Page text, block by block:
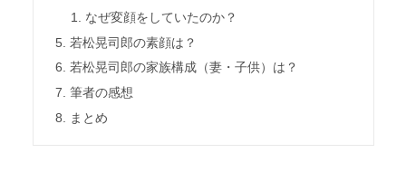
なぜ変顔をしていたのか？
若松晃司郎の素顔は？
若松晃司郎の家族構成（妻・子供）は？
筆者の感想
まとめ